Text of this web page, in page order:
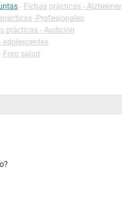
- Fichas prácticas - Alzheimer
-Profesionales
prácticas - Audición
adolescentes
Foro salud